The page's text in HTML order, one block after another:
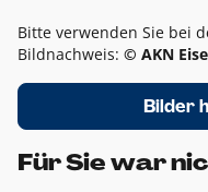
Bitte verwenden Sie bei
Bildnachweis: © AKN
Bilder
Für Sie war